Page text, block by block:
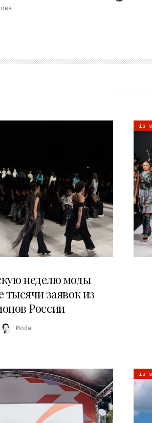
неделю моды
тысячи заявок из
России
Moda
is
is